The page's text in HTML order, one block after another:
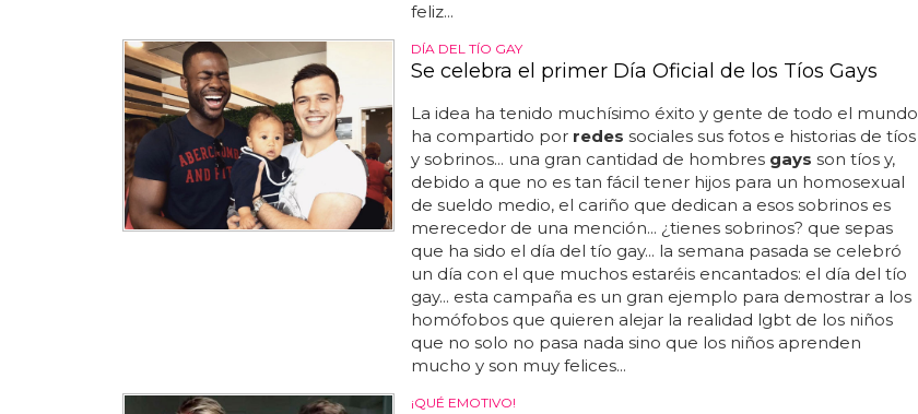
feliz...
DÍA DEL TÍO GAY
Se celebra el primer Día Oficial de los Tíos Gays
La idea ha tenido muchísimo éxito y gente de todo el mundo
ha compartido por redes sociales sus fotos e historias de tíos
y sobrinos... una gran cantidad de hombres gays son tíos y,
debido a que no es tan fácil tener hijos para un homosexual
de sueldo medio, el cariño que dedican a esos sobrinos es
merecedor de una mención... ¿tienes sobrinos? que sepas
que ha sido el día del tío gay... la semana pasada se celebró
un día con el que muchos estaréis encantados: el día del tío
gay... esta campaña es un gran ejemplo para demostrar a los
homófobos que quieren alejar la realidad lgbt de los niños
que no solo no pasa nada sino que los niños aprenden
mucho y son muy felices...
¡QUÉ EMOTIVO!